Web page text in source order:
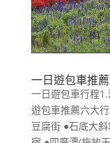
一日遊包車推
一日遊包車行程
遊包車推薦六大
豆腐街 ●石底大